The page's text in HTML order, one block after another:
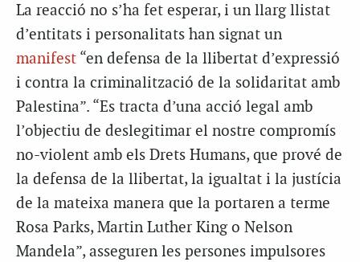
La reacció no s’ha fet esperar, i un llarg llistat
d’entitats i personalitats han signat un
manifest “en defensa de la llibertat d’expressió
i contra la criminalització de la solidaritat amb
Palestina”. “Es tracta d’una acció legal amb
l’objectiu de deslegitimar el nostre compromís
no-violent amb els Drets Humans, que prové de
la defensa de la llibertat, la igualtat i la justícia
de la mateixa manera que la portaren a terme
Rosa Parks, Martin Luther King o Nelson
Mandela”, asseguren les persones impulsores